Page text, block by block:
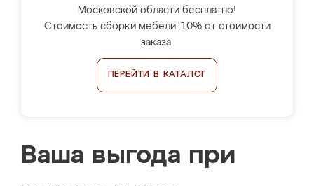
Московской области бесплатно!
Стоимость сборки мебели: 10% от стоимости
заказа.
ПЕРЕЙТИ В КАТАЛОГ
Ваша выгода при